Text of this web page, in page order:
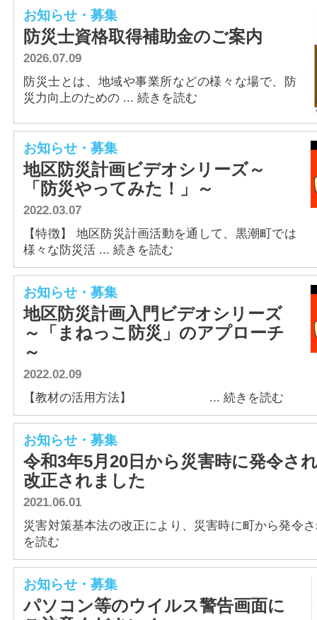
お知らせ・募集
防災士資格取得補助金のご案内
2026.07.09
防災士とは、地域や事業所などの様々な場で、防
災力向上のための ... 続きを読む
お知らせ・募集
地区防災計画ビデオシリーズ～
「防災やってみた！」～
2022.03.07
【特徴】 地区防災計画活動を通して、黒潮町では
様々な防災活 ... 続きを読む
お知らせ・募集
地区防災計画入門ビデオシリーズ
～「まねっこ防災」のアプローチ
～
2022.02.09
【教材の活用方法】 ... 続きを読む
お知らせ・募集
令和3年5月20日から災害時に発令さ
改正されました
2021.06.01
災害対策基本法の改正により、災害時に町から発令
を読む
お知らせ・募集
パソコン等のウイルス警告画面に